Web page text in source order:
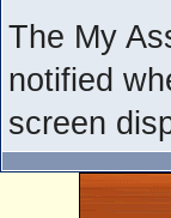
The My
notified
screen